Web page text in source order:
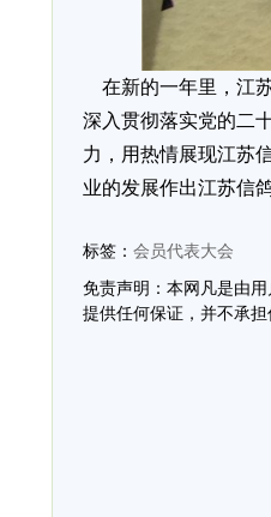
在新的一年里，江
深入贯彻落实党的二
力，用热情展现江苏
业的发展作出江苏信
标签： 会员代表大会
免责声明：本网凡是由
提供任何保证，并不承担